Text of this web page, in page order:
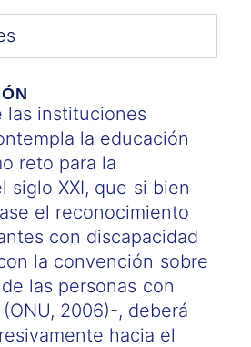
las instituciones
la educación
reto para la
siglo XXI, que si bien
el reconocimiento
con discapacidad
la convención sobre
las personas con
2006)-, deberá
hacia el